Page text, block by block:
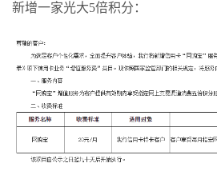
新增一家光大5倍积分：